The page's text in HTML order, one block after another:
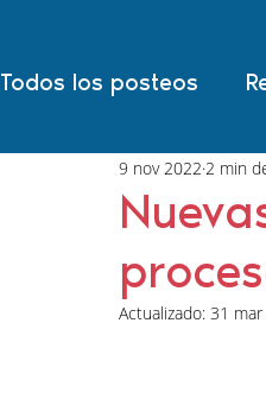
Todos los posteos
Año Electoral
Sonal Shah
9 nov 2022 2 min
Actualizado: 31